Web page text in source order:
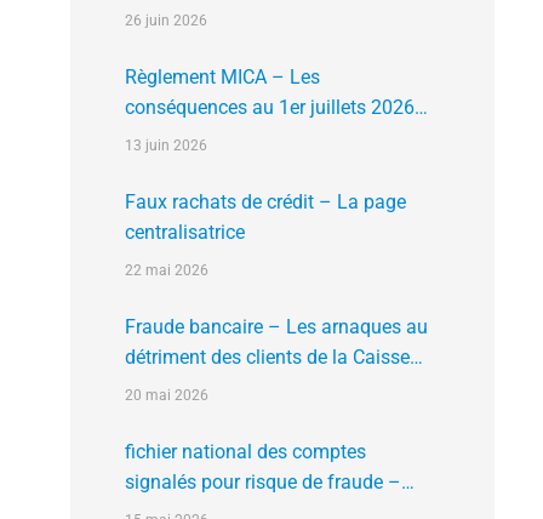
faire?
26 juin 2026
Règlement MICA – Les
conséquences au 1er juillets 2026
des plates formes crypto n’ayant pas
13 juin 2026
Faux rachats de crédit – La page
centralisatrice
22 mai 2026
Fraude bancaire – Les arnaques au
détriment des clients de la Caisse
d’Epargne
20 mai 2026
fichier national des comptes
signalés pour risque de fraude –
FNC-RF : un nouveau rempart contre